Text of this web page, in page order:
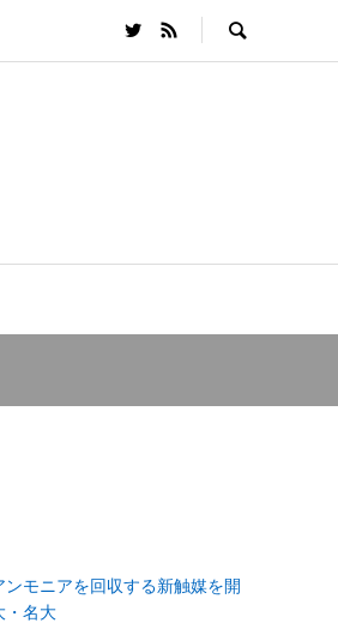
モニアを回収する新触媒を開
名大